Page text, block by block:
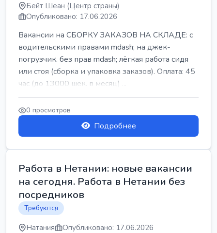
Бейт Шеан (Центр страны)
Опубликовано: 17.06.2026
Вакансии на СБОРКУ ЗАКАЗОВ НА СКЛАДЕ: с
водительскими правами mdash; на джек-
погрузчик. без прав mdash; лёгкая работа сидя
или стоя (сборка и упаковка заказов). Оплата: 45
час (до 13000 шек. в месяц) ...
0 просмотров
Подробнее
Работа в Нетании: новые вакансии
на сегодня. Работа в Нетании без
посредников
Требуются
Натания Опубликовано: 17.06.2026